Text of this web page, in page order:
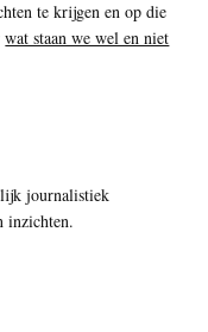
te krijgen en op die
wat staan we wel en niet
journalistiek
inzichten.